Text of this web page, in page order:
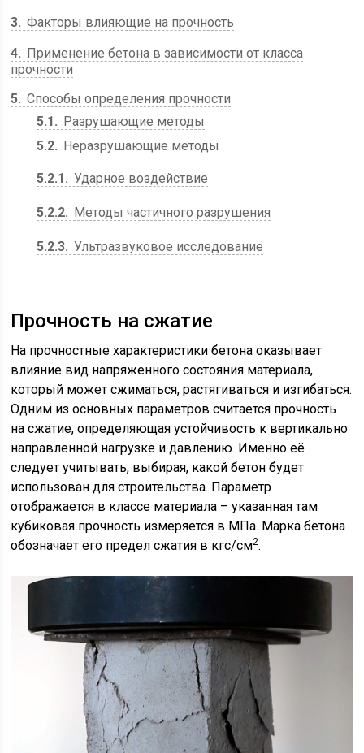
3 Факторы влияющие на прочность
4
Применение бетона в зависимости от класса
прочности
5 Способы определения прочности
5.1
Разрушающие методы
5.2
Неразрушающие методы
5.2.1 Ударное воздействие
5.2.2 Методы частичного разрушения
5.2.3 Ультразвуковое исследование
Прочность на сжатие
На прочностные характеристики бетона оказывает
влияние вид напряженного состояния материала,
который может сжиматься, растягиваться и изгибаться.
Одним из основных параметров считается прочность
на сжатие, определяющая устойчивость к вертикально
направленной нагрузке и давлению. Именно её
следует учитывать, выбирая, какой бетон будет
использован для строительства. Параметр
отображается в классе материала – указанная там
кубиковая прочность измеряется в МПа. Марка бетона
обозначает его предел сжатия в кгс/см2.